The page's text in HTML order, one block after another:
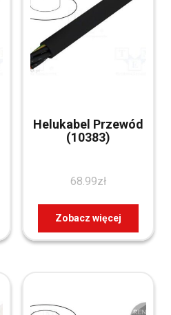
Helukabel Przewód
(10383)
68.99zł
Zobacz więcej